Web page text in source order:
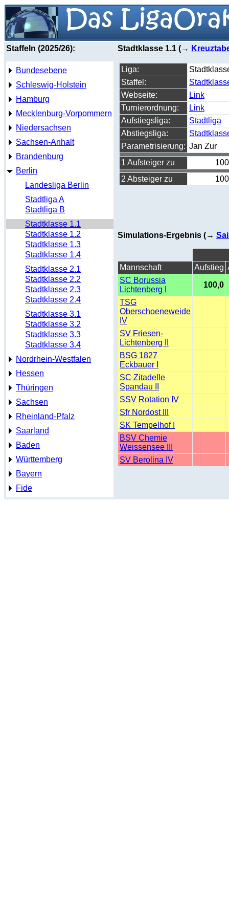
Staffeln (2025/26):
Bundesebene
Schleswig-Holstein
Hamburg
Mecklenburg-Vorpommern
Niedersachsen
Sachsen-Anhalt
Brandenburg
Berlin
Landesliga Berlin
Stadtliga A
Stadtliga B
Stadtklasse 1.1
Stadtklasse 1.2
Stadtklasse 1.3
Stadtklasse 1.4
Stadtklasse 2.1
Stadtklasse 2.2
Stadtklasse 2.3
Stadtklasse 2.4
Stadtklasse 3.1
Stadtklasse 3.2
Stadtklasse 3.3
Stadtklasse 3.4
Nordrhein-Westfalen
Hessen
Thüringen
Sachsen
Rheinland-Pfalz
Saarland
Baden
Württemberg
Bayern
Fide
Stadtklasse 1.1 (→
Liga:
Staffel:
Webseite:
Link
Turnierordnung:
Link
Aufstiegsliga:
Stadtliga
Abstiegsliga:
Parametrisierung: Jan Zur
1 Aufsteiger zu
2 Absteiger zu
Simulations-Ergebnis (→
Mannschaft Aufstieg
SC Borussia
Lichtenberg I
100,0
TSG
Oberschoeneweide
IV
SV Friesen-
Lichtenberg II
BSG 1827
Eckbauer I
SC Zitadelle
Spandau II
SSV Rotation IV
Sfr Nordost III
SK Tempelhof I
BSV Chemie
Weissensee III
SV Berolina IV